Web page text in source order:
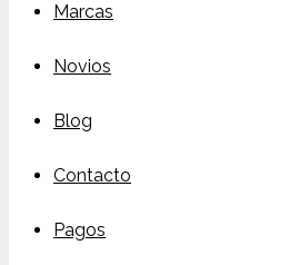
Marcas
Novios
Blog
Contacto
Pagos